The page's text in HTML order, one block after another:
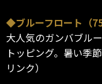
◆ブルーフロート（
大人気のガンバブル
トッピング。暑い季
リンク）